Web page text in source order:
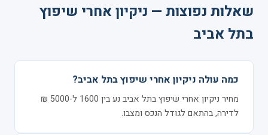
שאלות נפוצות — ניקיון אחרי שיפוץ
בתל אביב
כמה עולה ניקיון אחרי שיפוץ בתל אביב?
מחיר ניקיון אחרי שיפוץ בתל אביב נע בין 1600 ל-5000 ₪
לדירה, בהתאם לגודל הנכס ומצבו.